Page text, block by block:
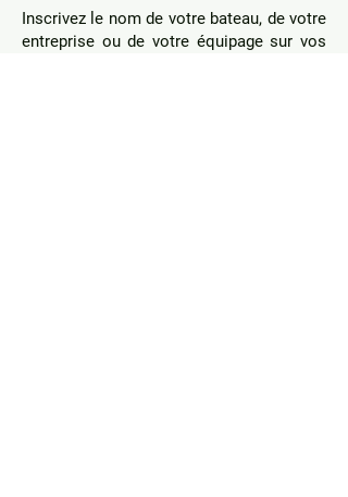
Inscrivez le nom de votre bateau, de votre
entreprise ou de votre équipage sur vos